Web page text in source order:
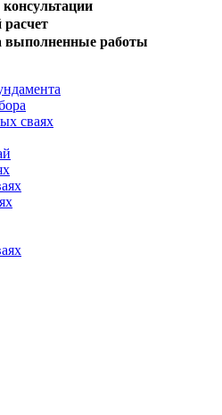
выполненные работы
сваях